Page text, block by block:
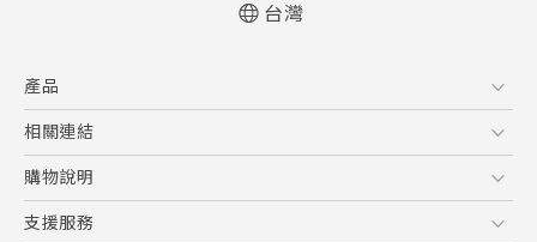
English - User manual
台灣
產品
5G
智慧型手機
配件
相關連結
HTC Research
購物說明
購物須知
支援服務